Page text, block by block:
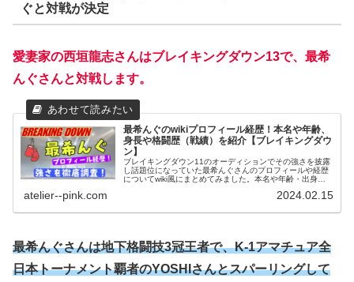
ぐと対戦が決定
愛妻家の西垣龍志さんはブレイキングダウン13で、最希
んぐさんと対戦します。
最希んぐのwikiプロフィール経歴！本名や年齢、
身長や格闘歴（戦績）を紹介【ブレイキングダウ
ン】
ブレイキングダウン11のオーディションでその強さを披露
し話題位になっていた最希んぐさんのプロフィールや経歴
についてwiki風にまとめてみました。本名や年齢・出身地
atelier--pink.com 2024.02.15
最希んぐさんは地下格闘技3冠王者で、K-1アマチュア全
日本トーナメント覇者のYOSHIさんとスパーリングして